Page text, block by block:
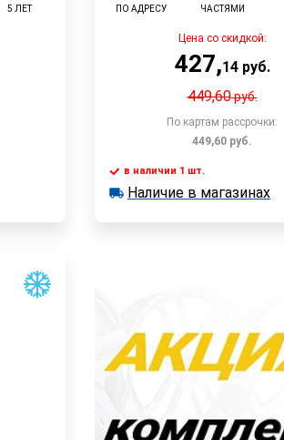
5 ЛЕТ
ПО АДРЕСУ
ЧАСТЯМИ
Цена со скидкой:
427,14руб.
449,60руб.
По картам рассрочки:
449,60 руб.
В корзину
в наличии 1 шт.
в наличии 1 шт.
Наличие в магазинах